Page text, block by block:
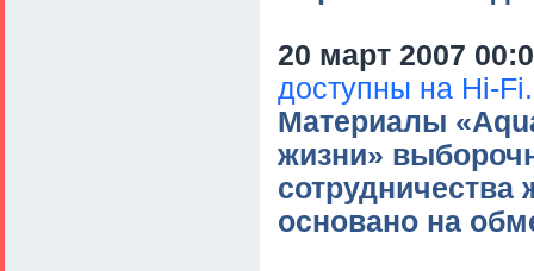
20 март 2007
доступны на Hi-
Материалы
жизни»
сотрудничества
основано на